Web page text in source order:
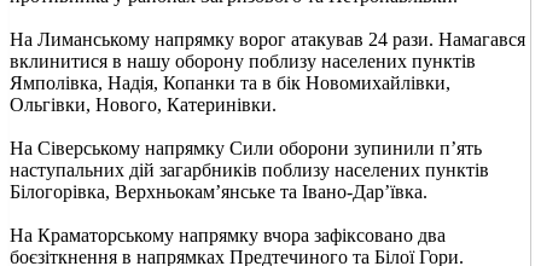
На Лиманському напрямку ворог атакував 24 рази. Намагався
вклинитися в нашу оборону поблизу населених пунктів
Ямполівка, Надія, Копанки та в бік Новомихайлівки,
Ольгівки, Нового, Катеринівки.
На Сіверському напрямку Сили оборони зупинили п’ять
наступальних дій загарбників поблизу населених пунктів
Білогорівка, Верхньокам’янське та Івано-Дар’ївка.
На Краматорському напрямку вчора зафіксовано два
боєзіткнення в напрямках Предтечиного та Білої Гори.